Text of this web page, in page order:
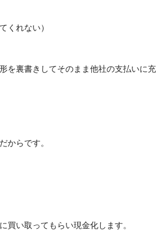
くれない）
を裏書きしてそのまま他社の支払いに充
からです。
買い取ってもらい現金化します。